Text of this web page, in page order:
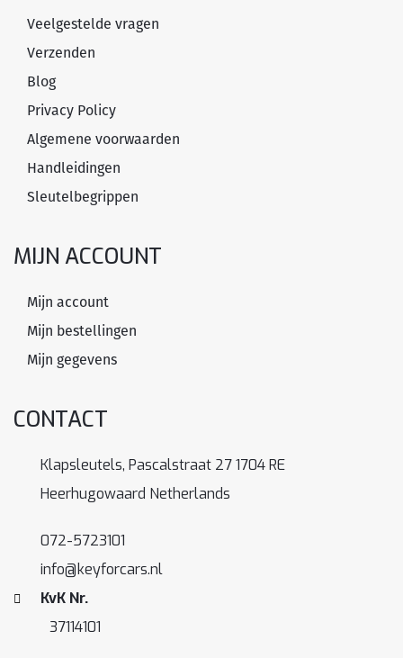
Veelgestelde vragen
Verzenden
Blog
Privacy Policy
Algemene voorwaarden
Handleidingen
Sleutelbegrippen
MIJN ACCOUNT
Mijn account
Mijn bestellingen
Mijn gegevens
CONTACT
Klapsleutels, Pascalstraat 27 1704 RE
Heerhugowaard Netherlands
072-5723101
info@keyforcars.nl
KvK Nr.
37114101